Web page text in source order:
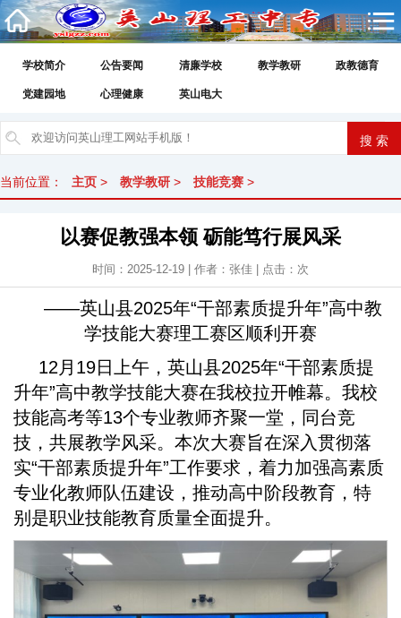
学校简介 公告要闻 清廉学校 教学教研 政教德育
党建园地 心理健康 英山电大
当前位置： 主页 > 教学教研 > 技能竞赛 >
以赛促教强本领 砺能笃行展风采
时间：2025-12-19 | 作者：张佳 | 点击： 次
——英山县2025年“干部素质提升年”高中教
学技能大赛理工赛区顺利开赛
12月19日上午，英山县2025年“干部素质提
升年”高中教学技能大赛在我校拉开帷幕。我校
技能高考等13个专业教师齐聚一堂，同台竞
技，共展教学风采。本次大赛旨在深入贯彻落
实“干部素质提升年”工作要求，着力加强高素质
专业化教师队伍建设，推动高中阶段教育，特
别是职业技能教育质量全面提升。